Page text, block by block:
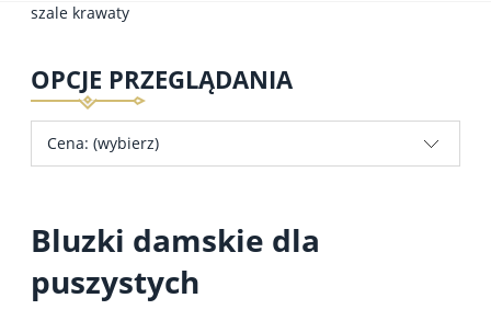
szale krawaty
OPCJE PRZEGLĄDANIA
Cena: (wybierz)
Bluzki damskie dla
puszystych